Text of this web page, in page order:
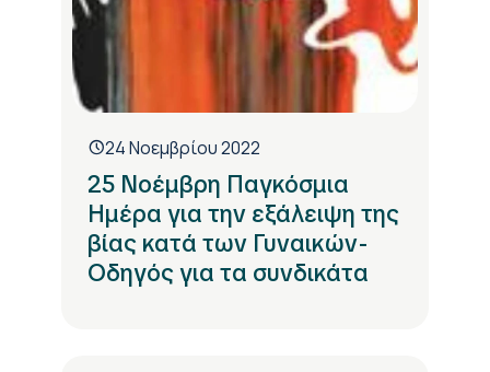
24 Νοεμβρίου 2022
25 Νοέμβρη Παγκόσμια
Ημέρα για την εξάλειψη της
βίας κατά των Γυναικών-
Οδηγός για τα συνδικάτα